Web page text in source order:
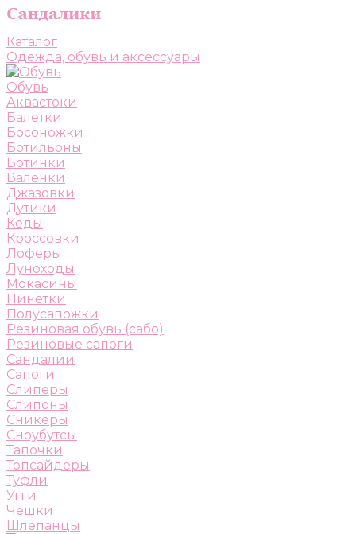
Каталог
Одежда, обувь и аксессуары
Обувь
Аквастоки
Балетки
Босоножки
Ботильоны
Ботинки
Валенки
Джазовки
Дутики
Кеды
Кроссовки
Лоферы
Луноходы
Мокасины
Пинетки
Полусапожки
Резиновая обувь (сабо)
Резиновые сапоги
Сандалии
Сапоги
Слиперы
Слипоны
Сникеры
Сноубутсы
Тапочки
Топсайдеры
Туфли
Угги
Чешки
Шлепанцы